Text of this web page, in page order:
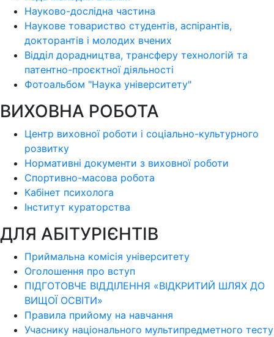
Науково-дослідна частина
Наукове товариство студентів, аспірантів,
докторантів і молодих вчених
Відділ дорадництва, трансферу технологій та
патентно-проєктної діяльності
Фотоальбом "Наука університету"
ВИХОВНА РОБОТА
Центр виховної роботи і соціально-культурного
розвитку
Нормативні документи з виховної роботи
Спортивно-масова робота
Кабінет психолога
Інститут кураторства
ДЛЯ АБІТУРІЄНТІВ
Приймальна комісія університету
Оголошення про вступ
ПІДГОТОВЧЕ ВІДДІЛЕННЯ «ВІДКРИТИЙ ШЛЯХ ДО
ВИЩОЇ ОСВІТИ»
Правила прийому на навчання
Учаснику національного мультипредметного тесту